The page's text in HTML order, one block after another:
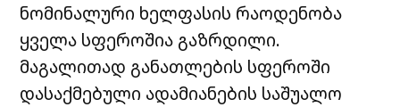
ნომინალური ხელფასის რაოდენობა
ყველა სფეროშია გაზრდილი.
მაგალითად განათლების სფეროში
დასაქმებული ადამიანების საშუალო